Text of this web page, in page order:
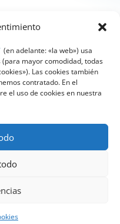
(en adelante: «la web») usa
mayor comodidad, todas
Las cookies también
contratado. En el
el uso de cookies en nuestra
To Seo
confianza»